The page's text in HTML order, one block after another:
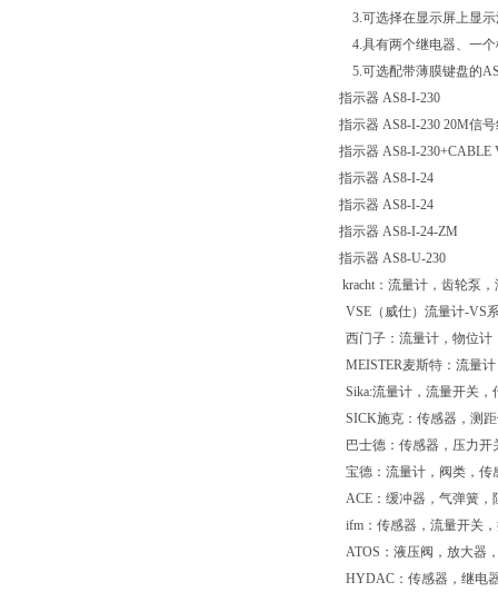
3.可选择在显示屏上显
4.具有两个继电器、一
5.可选配带薄膜键盘的
指示器 AS8-I-230
指示器 AS8-I-230 20M信
指示器 AS8-I-230+CABLE
指示器 AS8-I-24
指示器 AS8-I-24
指示器 AS8-I-24-ZM
指示器 AS8-U-230
kracht：流量计，齿轮泵
VSE（威仕）流量计-VS
西门子：流量计，物位计
MEISTER麦斯特：流量计
Sika:流量计，流量开关，
SICK施克：传感器，测
巴士德：传感器，压力开
宝德：流量计，阀类，传
ACE：缓冲器，气弹簧，
ifm：传感器，流量开关
ATOS：液压阀，放大器
HYDAC：传感器，继电